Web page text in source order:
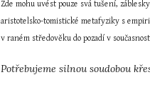
Zde mohu uvést pouze svá tušení,
aristotelsko-tomistické metafyziky s
v raném středověku do pozadí v
Potřebujeme silnou soudobou